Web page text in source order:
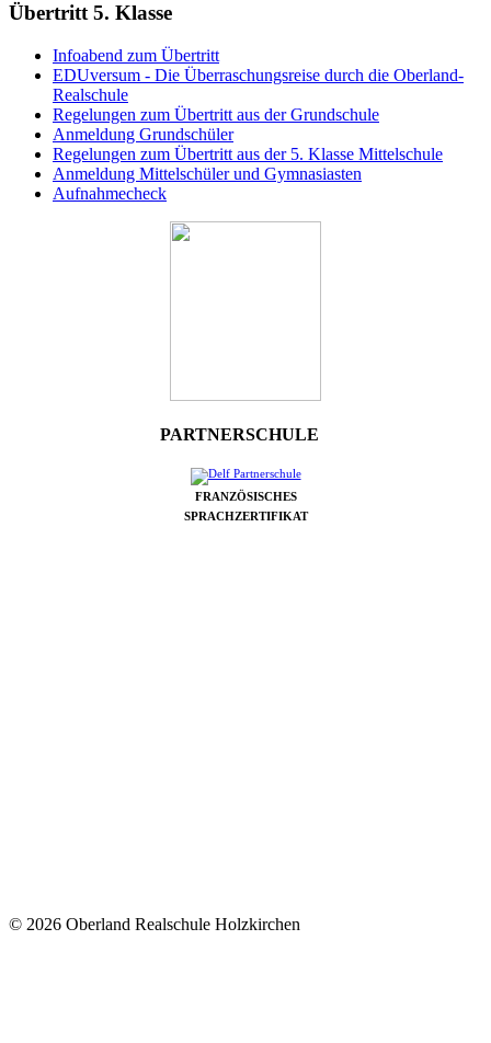
Übertritt 5. Klasse
Infoabend zum Übertritt
EDUversum - Die Überraschungsreise durch die Oberland-
Realschule
Regelungen zum Übertritt aus der Grundschule
Anmeldung Grundschüler
Regelungen zum Übertritt aus der 5. Klasse Mittelschule
Anmeldung Mittelschüler und Gymnasiasten
Aufnahmecheck
PARTNERSCHULE
FRANZÖSISCHES
SPRACHZERTIFIKAT
© 2026 Oberland Realschule Holzkirchen